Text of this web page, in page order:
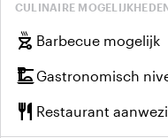
CULINAIRE
outdoor_grill Barbecue mogelijk
dinner_diningGastronomisch
restaurant Restaurant